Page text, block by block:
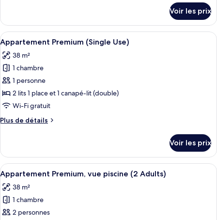
(3
Adults)
le
type
de
chambre
Appartement
Premium
(3
Adults)
Voir les prix
Afficher
toutes
les
photos
pour
ce
type
chambre :
(Single
Use)
Coffres-forts dans les chambres, lits
6
Appartement Premium (Single Use)
38 m²
1 chambre
1 personne
2 lits 1 place et 1 canapé-lit (double)
Wi-Fi gratuit
Plus de détails
Plus
le
type
de
chambre
Appartement
Premium
(Single
Use)
Voir les prix
Afficher
toutes
les
photos
pour
Coffres-forts dans les chambres, lits
9
Appartement Premium, vue piscine (2 Adults)
38 m²
1 chambre
2 personnes